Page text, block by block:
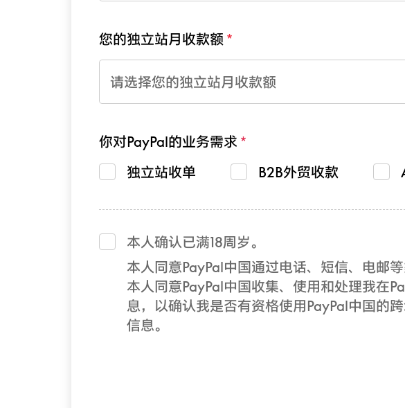
您的独立站月收款额
请选择您的独立站月收款额
你对PayPal的业务需求
独立站收单
B2B外贸收款
本人确认已满18周岁。
本人同意PayPal中国通过电话、短信、电邮
本人同意PayPal中国收集、使用和处理我在
息，以确认我是否有资格使用PayPal中国的
信息。